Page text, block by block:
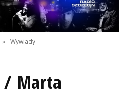
» Wywiady
Marta